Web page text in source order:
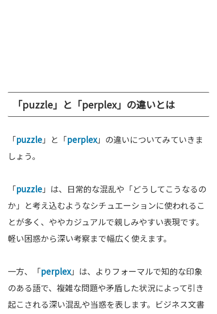
「puzzle」と「perplex」の違いとは
「puzzle」と「perplex」の違いについてみていきま
しょう。
「puzzle」は、日常的な混乱や「どうしてこうなるの
か」と考え込むようなシチュエーションに使われるこ
とが多く、ややカジュアルで親しみやすい表現です。
軽い困惑から深い考察まで幅広く使えます。
一方、「perplex」は、よりフォーマルで知的な印象
のある語で、複雑な問題や矛盾した状況によって引き
起こされる深い混乱や当惑を表します。ビジネス文書